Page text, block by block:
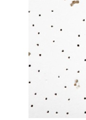
Описание